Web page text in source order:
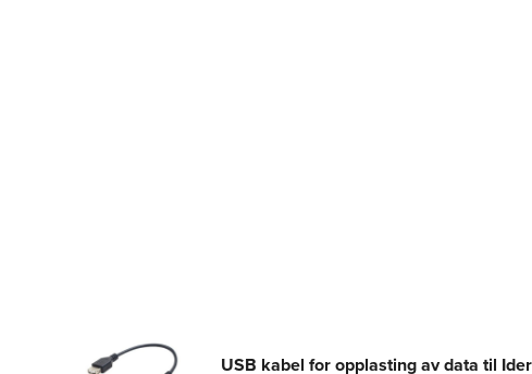
USB kabel for opplasting av data til